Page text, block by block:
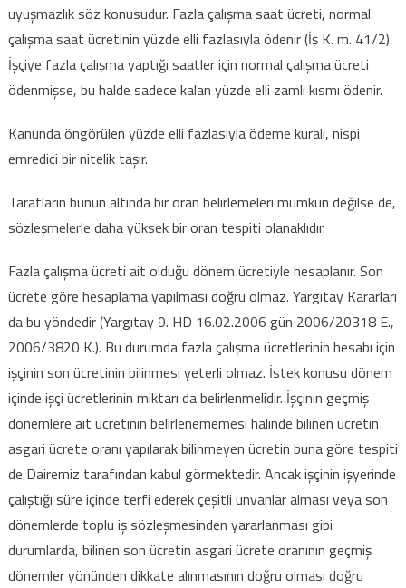
uyuşmazlık söz konusudur. Fazla çalışma saat ücreti, normal
çalışma saat ücretinin yüzde elli fazlasıyla ödenir (İş K. m. 41/2).
İşçiye fazla çalışma yaptığı saatler için normal çalışma ücreti
ödenmişse, bu halde sadece kalan yüzde elli zamlı kısmı ödenir.
Kanunda öngörülen yüzde elli fazlasıyla ödeme kuralı, nispi
emredici bir nitelik taşır.
Tarafların bunun altında bir oran belirlemeleri mümkün değilse de,
sözleşmelerle daha yüksek bir oran tespiti olanaklıdır.
Fazla çalışma ücreti ait olduğu dönem ücretiyle hesaplanır. Son
ücrete göre hesaplama yapılması doğru olmaz. Yargıtay Kararları
da bu yöndedir (Yargıtay 9. HD 16.02.2006 gün 2006/20318 E.,
2006/3820 K.). Bu durumda fazla çalışma ücretlerinin hesabı için
işçinin son ücretinin bilinmesi yeterli olmaz. İstek konusu dönem
içinde işçi ücretlerinin miktarı da belirlenmelidir. İşçinin geçmiş
dönemlere ait ücretinin belirlenememesi halinde bilinen ücretin
asgari ücrete oranı yapılarak bilinmeyen ücretin buna göre tespiti
de Dairemiz tarafından kabul görmektedir. Ancak işçinin işyerinde
çalıştığı süre içinde terfi ederek çeşitli unvanlar alması veya son
dönemlerde toplu iş sözleşmesinden yararlanması gibi
durumlarda, bilinen son ücretin asgari ücrete oranının geçmiş
dönemler yönünden dikkate alınmasının doğru olması doğru